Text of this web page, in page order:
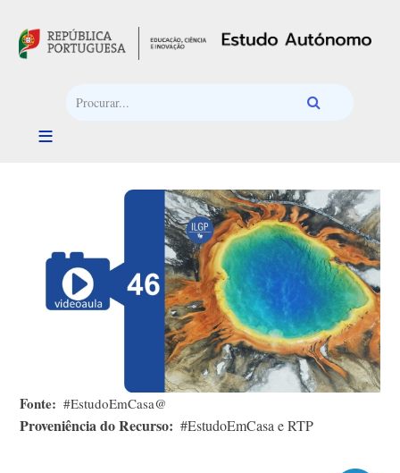
Fonte #EstudoEmCasa@
Proveniência do Recurso #EstudoEmCasa e RTP